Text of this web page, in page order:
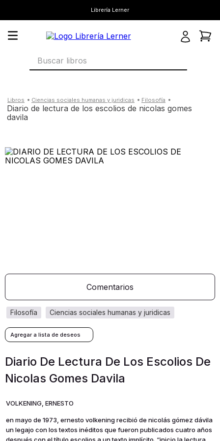
Librería Lerner
Buscar libros
ciencias sociales humanas y juridicas filosofía
diario de lectura de los escolios de nicolas gomes
davila
Comentarios
ciencias sociales humanas y juridicas
filosofía
Diario De Lectura De Los Escolios De
Nicolas Gomes Davila
VOLKENING, ERNESTO
en mayo de 1973, ernesto volkening recibió de nicolás gómez dávila
un legajo con los textos inéditos que fueron publicados cuatro años